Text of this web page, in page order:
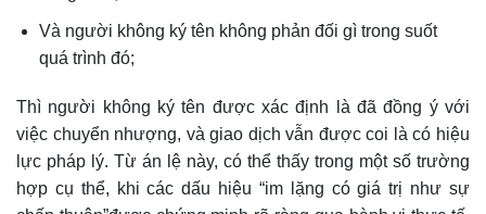
Và người không ký tên không phản đối gì trong suốt
quá trình đó;
Thì người không ký tên được xác định là đã đồng ý với
việc chuyển nhượng, và giao dịch vẫn được coi là có hiệu
lực pháp lý. Từ án lệ này, có thể thấy trong một số trường
hợp cụ thể, khi các dấu hiệu “im lặng có giá trị như sự